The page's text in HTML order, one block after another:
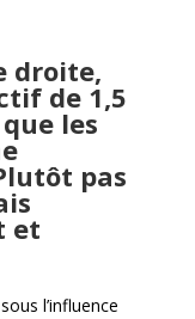
droite,
de 1,5
les
pas
et
l’influence